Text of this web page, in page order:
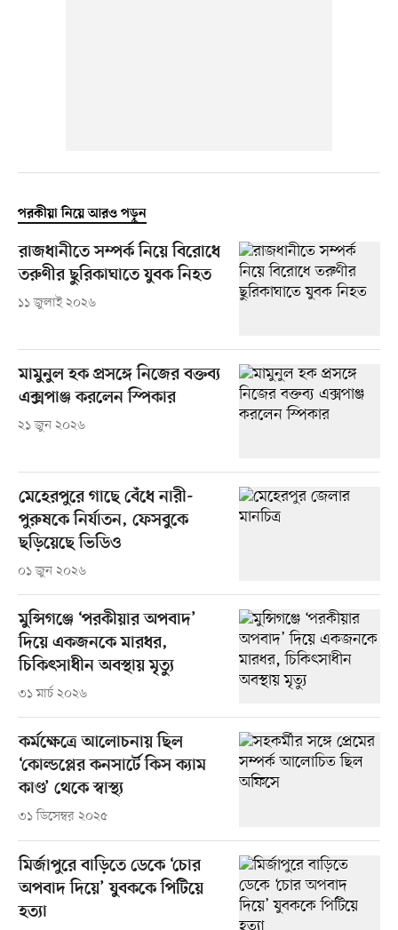
পরকীয়া নিয়ে আরও পড়ুন
রাজধানীতে সম্পর্ক নিয়ে বিরোধে
তরুণীর ছুরিকাঘাতে যুবক নিহত
১১ জুলাই ২০২৬
মামুনুল হক প্রসঙ্গে নিজের বক্তব্য
এক্সপাঞ্জ করলেন স্পিকার
২১ জুন ২০২৬
মেহেরপুরে গাছে বেঁধে নারী-
পুরুষকে নির্যাতন, ফেসবুকে
ছড়িয়েছে ভিডিও
০১ জুন ২০২৬
মুন্সিগঞ্জে ‘পরকীয়ার অপবাদ’
দিয়ে একজনকে মারধর,
চিকিৎসাধীন অবস্থায় মৃত্যু
৩১ মার্চ ২০২৬
কর্মক্ষেত্রে আলোচনায় ছিল
‘কোল্ডপ্লের কনসার্টে কিস ক্যাম
কাণ্ড’ থেকে স্বাস্থ্য
৩১ ডিসেম্বর ২০২৫
মির্জাপুরে বাড়িতে ডেকে ‘চোর
অপবাদ দিয়ে’ যুবককে পিটিয়ে
হত্যা